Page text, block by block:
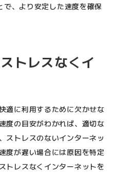
、より安定した速度を確保
トレスなくイ
適に利用するために欠かせな
度の目安がわかれば、適切な
ストレスのないインターネッ
度が遅い場合には原因を特定
トレスなくインターネットを